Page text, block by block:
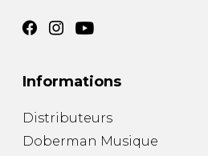
Informations
Distributeurs
Doberman Musique